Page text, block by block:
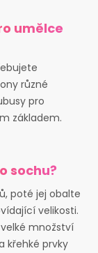
umělce
různé
pro
základem.
sochu?
poté jej obalte
velikosti.
množství
křehké prvky